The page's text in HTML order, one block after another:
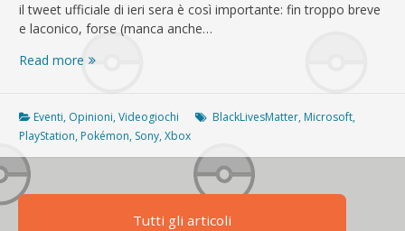
il tweet ufficiale di ieri sera è così importante: fin troppo breve
e laconico, forse (manca anche…
Read more #BlackLivesMatter
Pokémon
(e
Sony,
e
Eventi, Opinioni,Videogiochi BlackLivesMatter, Microsoft,
PlayStation, Pokémon, Sony,Xbox
Tutti gli articoli